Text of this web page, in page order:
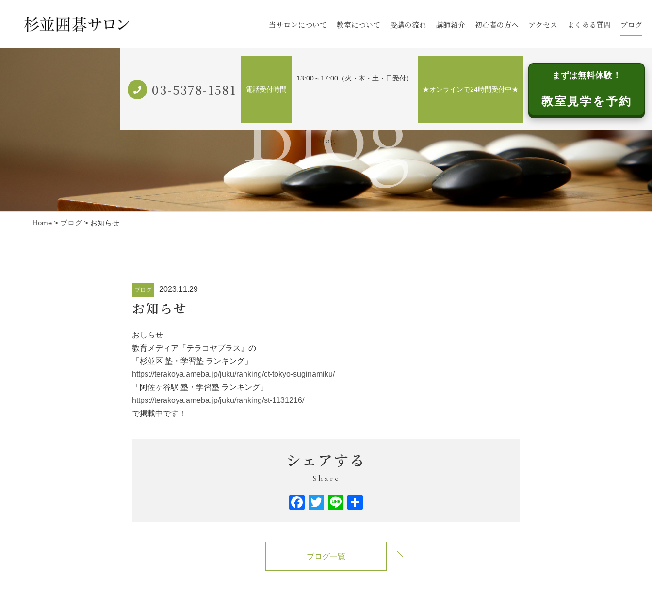
当サロンについて 教室について 受講の流れ 講師紹介 初心者の方へ アクセス よくある質問 ブログ
Blog
Blog
03-5378-1581 電話受付時間
13:00～17:00（火・木・土・日受付）
★オンラインで24時間受付中★
まずは無料体験！
教室見学を予約
Home > ブログ > お知らせ
ブログ 2023.11.29
お知らせ
おしらせ
教育メディア『テラコヤプラス』の
「杉並区 塾・学習塾 ランキング」
https://terakoya.ameba.jp/juku/ranking/ct-tokyo-suginamiku/
「阿佐ヶ谷駅 塾・学習塾 ランキング」
https://terakoya.ameba.jp/juku/ranking/st-1131216/
で掲載中です！
シェアする
Share
Facebook
Twitter
Line
ブログ一覧